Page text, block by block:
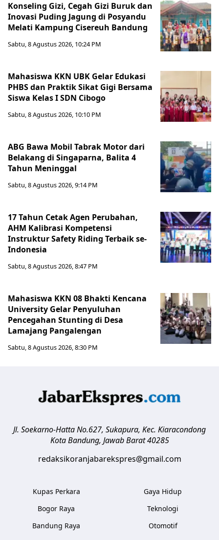
Konseling Gizi, Cegah Gizi Buruk dan
Inovasi Puding Jagung di Posyandu
Melati Kampung Cisereuh Bandung
Sabtu, 8 Agustus 2026, 10:24 PM
Mahasiswa KKN UBK Gelar Edukasi
PHBS dan Praktik Sikat Gigi Bersama
Siswa Kelas I SDN Cibogo
Sabtu, 8 Agustus 2026, 10:10 PM
ABG Bawa Mobil Tabrak Motor dari
Belakang di Singaparna, Balita 4
Tahun Meninggal
Sabtu, 8 Agustus 2026, 9:14 PM
17 Tahun Cetak Agen Perubahan,
AHM Kalibrasi Kompetensi
Instruktur Safety Riding Terbaik se-
Indonesia
Sabtu, 8 Agustus 2026, 8:47 PM
Mahasiswa KKN 08 Bhakti Kencana
University Gelar Penyuluhan
Pencegahan Stunting di Desa
Lamajang Pangalengan
Sabtu, 8 Agustus 2026, 8:30 PM
Jl. Soekarno-Hatta No.627, Sukapura, Kec. Kiaracondong
Kota Bandung, Jawab Barat 40285
redaksikoranjabarekspres@gmail.com
Kupas Perkara
Bogor Raya
Bandung Raya
Gaya Hidup
Teknologi
Otomotif